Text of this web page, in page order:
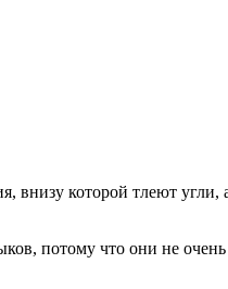
внизу которой тлеют угли,
потому что они не